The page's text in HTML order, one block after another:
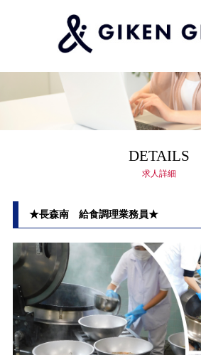
DETAILS
求人詳細
★長森南 給食調理業務員★